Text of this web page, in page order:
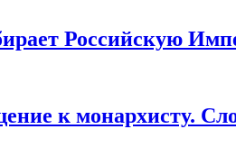
Российскую
монархисту.